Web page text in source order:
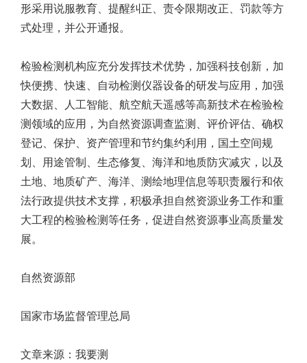
形采用说服教育、提醒纠正、责令限期改正、罚款等方
式处理，并公开通报。
检验检测机构应充分发挥技术优势，加强科技创新，加
快便携、快速、自动检测仪器设备的研发与应用，加强
大数据、人工智能、航空航天遥感等高新技术在检验检
测领域的应用，为自然资源调查监测、评价评估、确权
登记、保护、资产管理和节约集约利用，国土空间规
划、用途管制、生态修复、海洋和地质防灾减灾，以及
土地、地质矿产、海洋、测绘地理信息等职责履行和依
法行政提供技术支撑，积极承担自然资源业务工作和重
大工程的检验检测等任务，促进自然资源事业高质量发
展。
自然资源部
国家市场监督管理总局
文章来源：我要测